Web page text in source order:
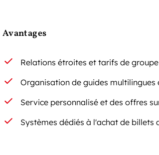
Avantages
Relations étroites et tarifs de
Organisation de guides
Service personnalisé et des offres
Systèmes dédiés à l'achat de billets